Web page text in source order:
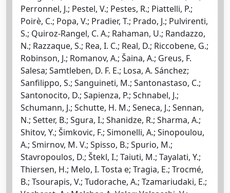
Perronnel, J.; Pestel, V.; Pestes, R.; Piattelli, P.;
Poirè, C.; Popa, V.; Pradier, T.; Prado, J.; Pulvirenti,
S.; Quiroz-Rangel, C. A.; Rahaman, U.; Randazzo,
N.; Razzaque, S.; Rea, I. C.; Real, D.; Riccobene, G.;
Robinson, J.; Romanov, A.; Šaina, A.; Greus, F.
Salesa; Samtleben, D. F. E.; Losa, A. Sánchez;
Sanfilippo, S.; Sanguineti, M.; Santonastaso, C.;
Santonocito, D.; Sapienza, P.; Schnabel, J.;
Schumann, J.; Schutte, H. M.; Seneca, J.; Sennan,
N.; Setter, B.; Sgura, I.; Shanidze, R.; Sharma, A.;
Shitov, Y.; Šimkovic, F.; Simonelli, A.; Sinopoulou,
A.; Smirnov, M. V.; Spisso, B.; Spurio, M.;
Stavropoulos, D.; Štekl, I.; Taiuti, M.; Tayalati, Y.;
Thiersen, H.; Melo, I. Tosta e; Tragia, E.; Trocmé,
B.; Tsourapis, V.; Tudorache, A.; Tzamariudaki, E.;